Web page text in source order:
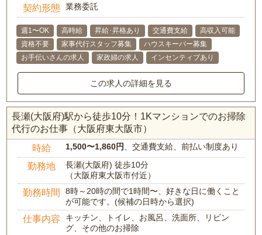
契約形態 業務委託
週1〜OK 高時給 昇給･昇格あり 交通費支給
高収入可能
資格不要
家事代行スタッフ募集
ハウスキーパー募集
お手伝いさんの求人
家政婦の求人 インセンティブあり
この求人の詳細を見る
長瀬(大阪府)駅から徒歩10分！1Kマンションでのお掃除
代行のお仕事（大阪府東大阪市）
時給 1,500〜1,860円 、交通費支給、前払い制度あり
勤務地
長瀬(大阪府) 徒歩10分
（大阪府東大阪市付近）
勤務時間
8時～20時の間で1時間〜、好きな日に働くこと
が可能です。(候補の日時から選択)
仕事内容
キッチン、トイレ、お風呂、洗面所、リビン
グ、その他のお掃除